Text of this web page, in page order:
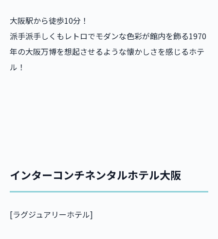
大阪駅から徒歩10分！
派手派手しくもレトロでモダンな色彩が館内を飾る1970
年の大阪万博を想起させるような懐かしさを感じるホテ
ル！
インターコンチネンタルホテル大阪
[ラグジュアリーホテル]